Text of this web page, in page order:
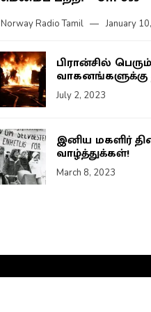
Norway Radio Tamil January
பிரான்சில்
வாகனங்களுக்கு
July 2, 2023
இனிய மகளிர்
வாழ்த்துக்கள்!
March 8, 2023